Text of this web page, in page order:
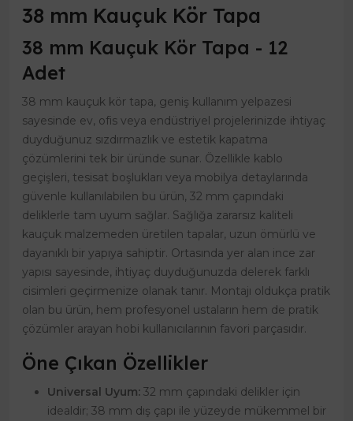
38 mm Kauçuk Kör Tapa
38 mm Kauçuk Kör Tapa - 12
Adet
38 mm kauçuk kör tapa, geniş kullanım yelpazesi
sayesinde ev, ofis veya endüstriyel projelerinizde ihtiyaç
duyduğunuz sızdırmazlık ve estetik kapatma
çözümlerini tek bir üründe sunar. Özellikle kablo
geçişleri, tesisat boşlukları veya mobilya detaylarında
güvenle kullanılabilen bu ürün, 32 mm çapındaki
deliklerle tam uyum sağlar. Sağlığa zararsız kaliteli
kauçuk malzemeden üretilen tapalar, uzun ömürlü ve
dayanıklı bir yapıya sahiptir. Ortasında yer alan ince zar
yapısı sayesinde, ihtiyaç duyduğunuzda delerek farklı
cisimleri geçirmenize olanak tanır. Montajı oldukça pratik
olan bu ürün, hem profesyonel ustaların hem de pratik
çözümler arayan hobi kullanıcılarının favori parçasıdır.
Öne Çıkan Özellikler
Universal Uyum: 32 mm çapındaki delikler için
idealdir; 38 mm dış çapı ile yüzeyde mükemmel bir